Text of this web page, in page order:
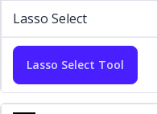
Lasso Select
Lasso Select Tool